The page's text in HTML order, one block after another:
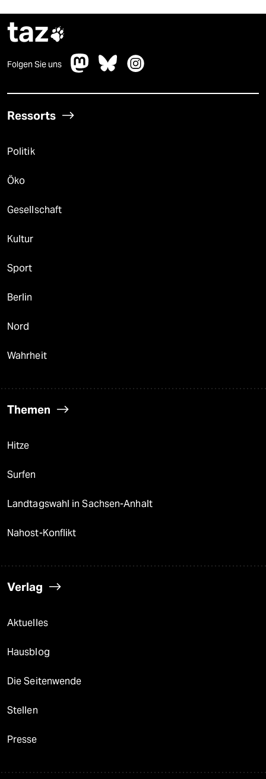
taz
Folgen Sie uns
Ressorts
Politik
Öko
Gesellschaft
Kultur
Sport
Berlin
Nord
Wahrheit
Themen
Hitze
Surfen
Landtagswahl in Sachsen-Anhalt
Nahost-Konflikt
Verlag
Aktuelles
Hausblog
Die Seitenwende
Stellen
Presse